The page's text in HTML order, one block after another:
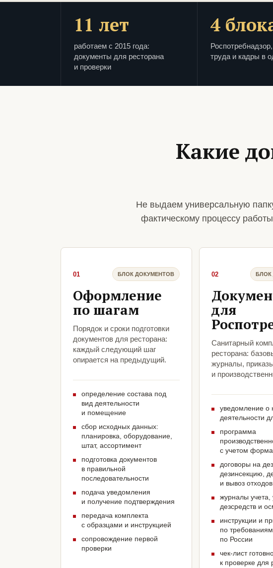
11 лет
работаем с 2015 года:
документы для ресторана
и проверки
4
труда и кадры в
Какие
Не выдаем универсальную
фактическому процессу
01 БЛОК ДОКУМЕНТОВ
Оформление
по шагам
Порядок и сроки подготовки
документов для ресторана:
каждый следующий шаг
опирается на предыдущий.
определение состава под
вид деятельности
и помещение
сбор исходных данных:
планировка, оборудование,
штат, ассортимент
подготовка документов
в правильной
последовательности
подача уведомления
и получение подтверждения
передача комплекта
с образцами и инструкцией
сопровождение первой
проверки
02 БЛОК
для
Санитарный
ресторана:
журналы,
и
уведомление о
деятельности
программа
с учетом
договоры на
дезинсекцию,
и вывоз отходов
журналы учета,
дезсредств и
инструкции и
по
по России
чек-лист
к проверке для